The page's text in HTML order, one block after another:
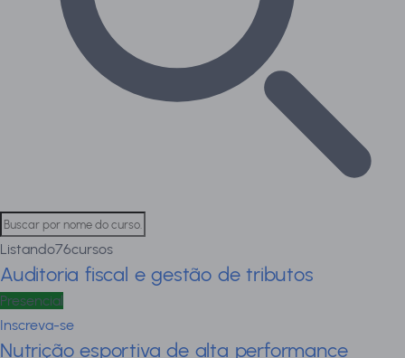
Listando76cursos
Auditoria fiscal e gestão de tributos
Presencial
Inscreva-se
Nutrição esportiva de alta performance